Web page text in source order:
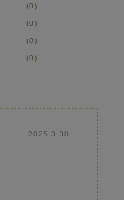
(0)
(0)
(0)
(0)
2025.3.30